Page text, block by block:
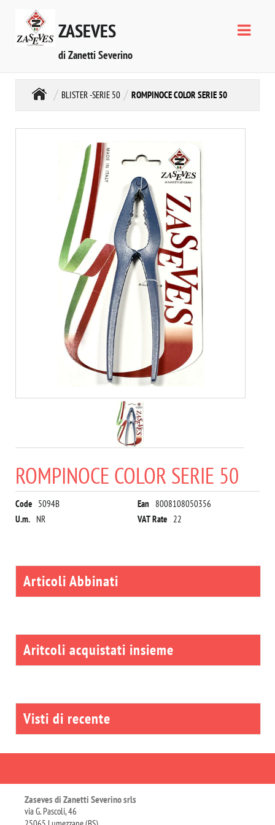
ZASEVES
di Zanetti Severino
BLISTER -SERIE 50 ROMPINOCE COLOR SERIE 50
ROMPINOCE COLOR SERIE 50
Code 5094B Ean 8008108050356
U.m. NR VAT Rate 22
Articoli Abbinati
Aritcoli acquistati insieme
Visti di recente
Zaseves di Zanetti Severino srls
via G. Pascoli, 46